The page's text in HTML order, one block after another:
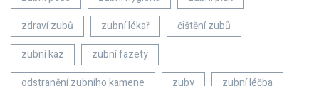
zdraví zubů
zubní lékař
čištění zubů
zubní kaz
zubní fazety
odstranění zubního kamene
zuby
zubní léčba